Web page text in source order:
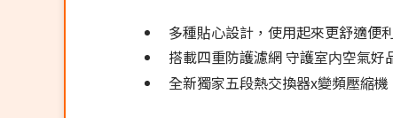
多種貼心設計，使用起來更舒適便
搭載四重防護濾網 守護室内空氣好
全新獨家五段熱交換器x變頻壓縮機